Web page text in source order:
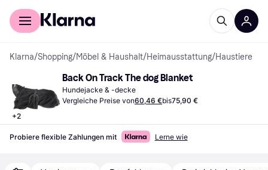
Für Shopper
Klarna/Shopping/Möbel & Haushalt/Heimausstattung/Haustiere
+2
Back On Track The dog Blanket
Hundejacke & -decke
Vergleiche Preise von60,46 €bis75,90 €
Probiere flexible Zahlungen mit Lerne wie